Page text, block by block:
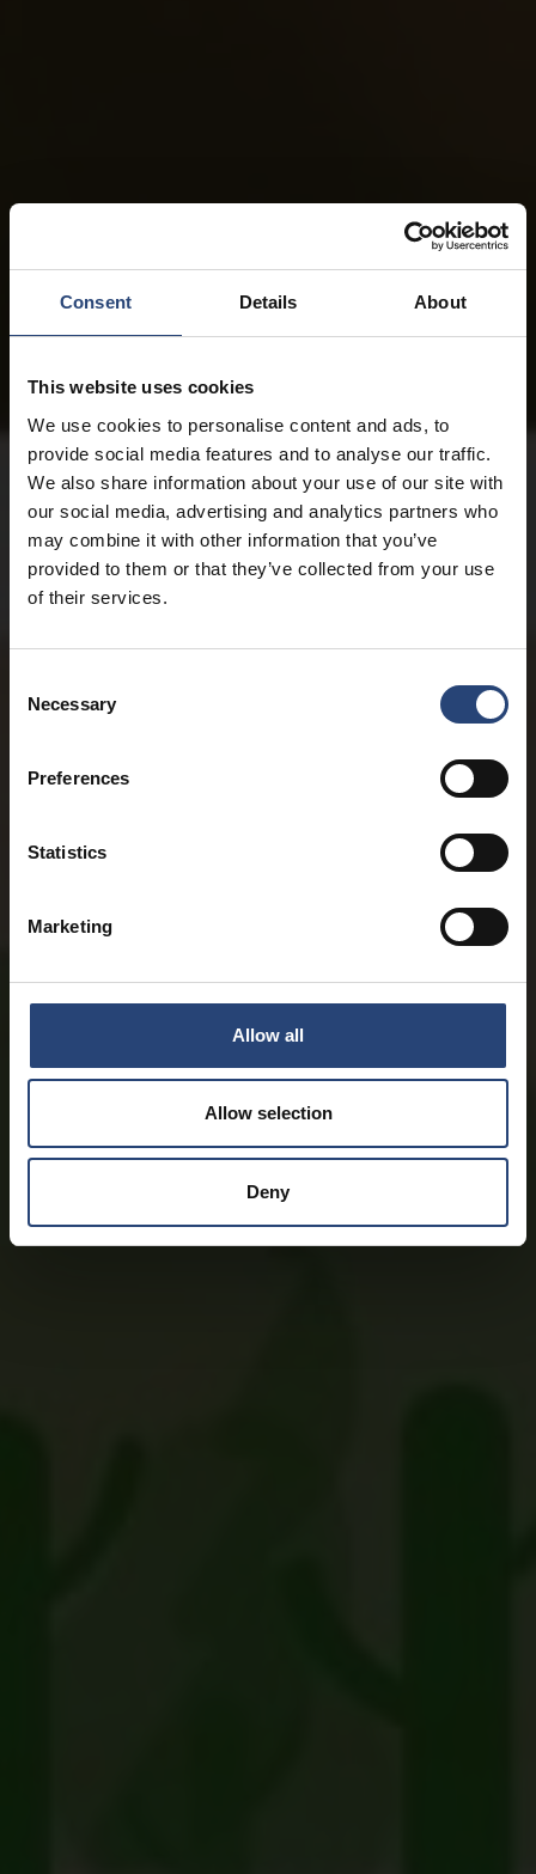
Consent Details About
This website uses cookies
We use cookies to personalise content and ads, to
provide social media features and to analyse our traffic.
We also share information about your use of our site with
our social media, advertising and analytics partners who
may combine it with other information that you’ve
provided to them or that they’ve collected from your use
of their services.
Selection
Necessary
Preferences
Statistics
Marketing
Allow all
Allow selection
Deny